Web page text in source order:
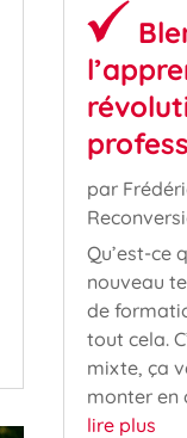
par
Qu’est-ce
nouveau
de
tout cela.
mixte, ça
monter en
lire plus